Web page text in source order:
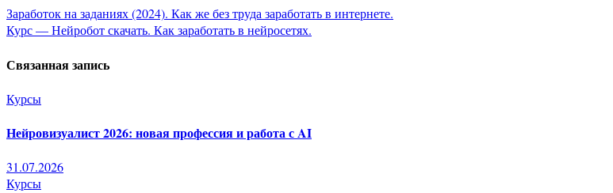
Навигация
по
записям
Заработок на заданиях (2024). Как же без труда заработать в интернете.
Курс — Нейробот скачать. Как заработать в нейросетях.
Связанная запись
Курсы
Нейровизуалист 2026: новая профессия и работа с AI
31.07.2026
Курсы